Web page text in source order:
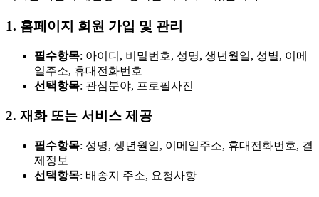
1. 홈페이지 회원 가입 및 관리
필수항목: 아이디, 비밀번호, 성명, 생년월일, 성별, 이메
일주소, 휴대전화번호
선택항목: 관심분야, 프로필사진
2. 재화 또는 서비스 제공
필수항목: 성명, 생년월일, 이메일주소, 휴대전화번호, 결
제정보
선택항목: 배송지 주소, 요청사항